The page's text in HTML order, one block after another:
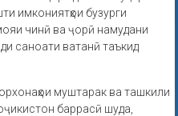
имкониятҳои бузурги
чинӣ ва ҷорӣ намудани
саноати ватанӣ таъкид
муштарак ва ташкили
баррасӣ шуда,